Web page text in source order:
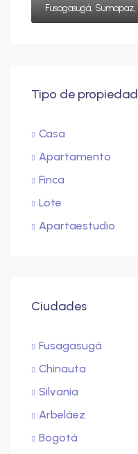
Tipo de propiedad
Casa
Apartamento
Finca
Lote
Apartaestudio
Ciudades
Fusagasugá
Chinauta
Silvania
Arbeláez
Bogotá